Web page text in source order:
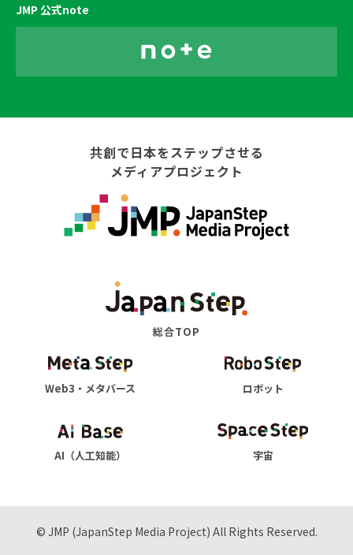
JMP 公式note
共創で日本をステップさせる
メディアプロジェクト
総合TOP
Web3・メタバース ロボット
AI（人工知能） 宇宙
© JMP (JapanStep Media Project) All Rights Reserved.